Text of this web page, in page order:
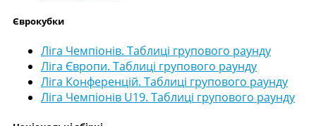
Єврокубки
Ліга Чемпіонів. Таблиці групового раунду
Ліга Європи. Таблиці групового раунду
Ліга Конференцій. Таблиці групового раунду
Ліга Чемпіонів U19. Таблиці групового раунду